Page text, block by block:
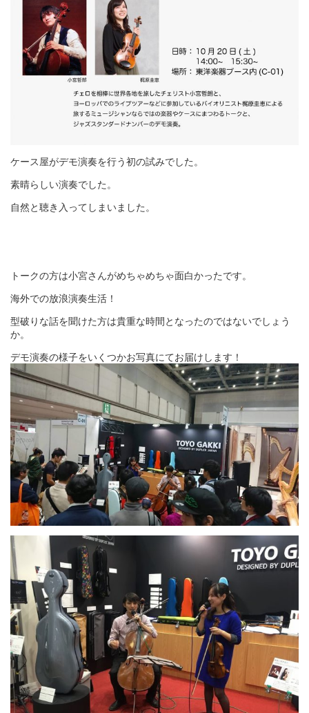
ケース屋がデモ演奏を行う初の試みでした。
素晴らしい演奏でした。
自然と聴き入ってしまいました。
トークの方は小宮さんがめちゃめちゃ面白かったです。
海外での放浪演奏生活！
型破りな話を聞けた方は貴重な時間となったのではないでしょう
か。
デモ演奏の様子をいくつかお写真にてお届けします！